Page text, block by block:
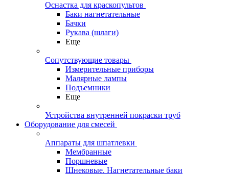
Оснастка для краскопультов
Баки нагнетательные
Бачки
Рукава (шлаги)
Еще
Сопутствующие товары
Измерительные приборы
Малярные лампы
Подъемники
Еще
Устройства внутренней покраски труб
Оборудование для смесей
Аппараты для шпатлевки
Мембранные
Поршневые
Шнековые. Нагнетательные баки